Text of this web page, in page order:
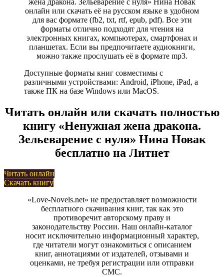
онлайн или скачать её на русском языке в удобном
для вас формате (fb2, txt, rtf, epub, pdf). Все эти
форматы отлично подходят для чтения на
электронных книгах, компьютерах, смартфонах и
планшетах. Если вы предпочитаете аудиокниги,
можно также прослушать её в формате mp3.
Доступные форматы книг совместимы с
различными устройствами: Android, iPhone, iPad, а
также ПК на базе Windows или MacOS.
Читать онлайн или скачать полностью
книгу «Ненужная жена дракона.
Зельеварение с нуля» Нина Новак
бесплатно на Литнет
Читать онлайн
Скачать книгу
«Love-Novels.net» не предоставляет возможности
бесплатного скачивания книг, так как это
противоречит авторскому праву и
законодательству России. Наш онлайн-каталог
носит исключительно информационный характер,
где читатели могут ознакомиться с описанием
книг, аннотациями от издателей, отзывами и
оценками, не требуя регистрации или отправки
СМС.